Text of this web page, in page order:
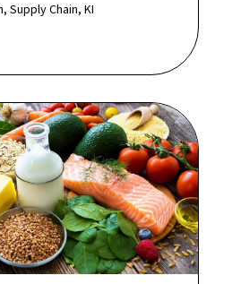
Supply Chain, KI